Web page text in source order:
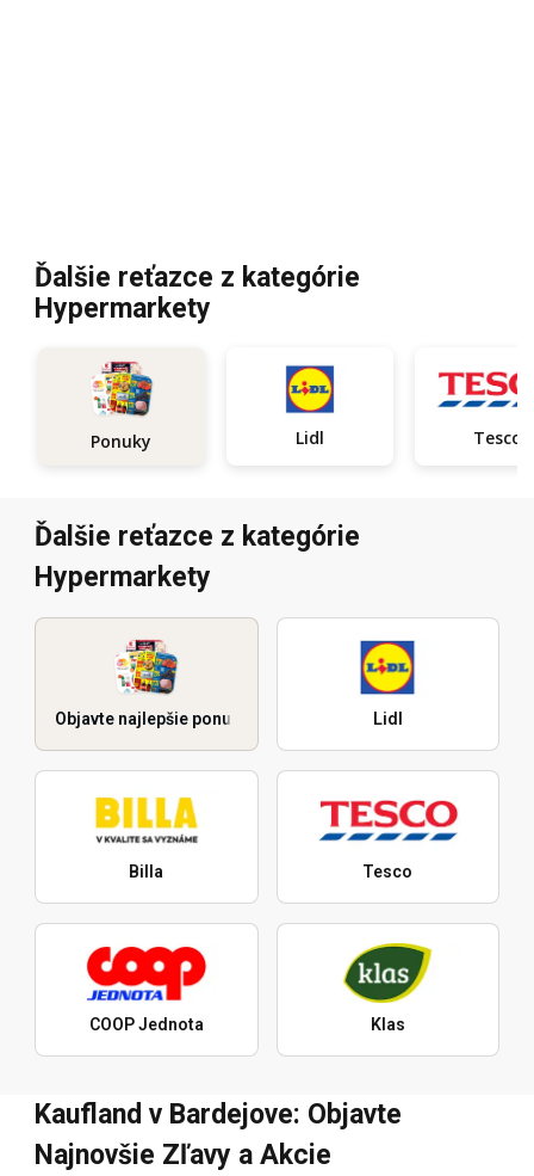
Ďalšie reťazce z kategórie
Hypermarkety
Ponuky Lidl Tesco
Ďalšie reťazce z kategórie
Hypermarkety
Objavte najlepšie ponuky Lidl
Billa Tesco
COOP Jednota Klas
Kaufland v Bardejove: Objavte
Najnovšie Zľavy a Akcie